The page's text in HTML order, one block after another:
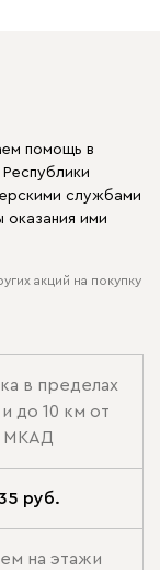
помощь в
службами
оказания ими
акций на покупку
в пределах
до 10 км от
МКАД
руб.
на этажи